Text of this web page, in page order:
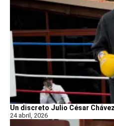
Un discreto Julio César
24 abril, 2026